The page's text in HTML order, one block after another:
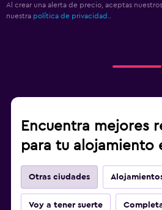
Al crear una alerta de precio, aceptas nuestros
nuestra política de privacidad.
Encuentra mejores
para tu alojamiento
Otras ciudades
Voy a tener suerte